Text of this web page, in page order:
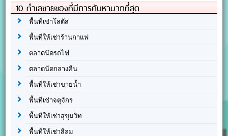
10 ทำเลขายของที่มีการค้นหามากที่สุด
พื้นที่เช่าโลตัส
พื้นที่ให้เช่าร้านกาแฟ
ตลาดนัดรถไฟ
ตลาดนัดกลางคืน
พื้นที่ให้เช่าขายน้ำ
พื้นที่เช่าจตุจักร
พื้นที่ให้เช่าสุขุมวิท
พื้นที่ให้เช่าสีลม